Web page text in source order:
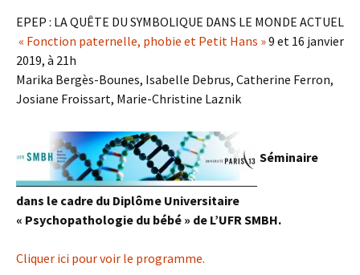
EPEP : LA QUÊTE DU SYMBOLIQUE DANS LE MONDE ACTUEL
« Fonction paternelle, phobie et Petit Hans »9 et 16 janvier
2019, à 21h
Marika Bergès-Bounes, Isabelle Debrus, Catherine Ferron,
Josiane Froissart, Marie-Christine Laznik
Séminaire
dans le cadre du Diplôme Universitaire
« Psychopathologie du bébé » de L’UFR SMBH.
Cliquer ici pour voir le programme.